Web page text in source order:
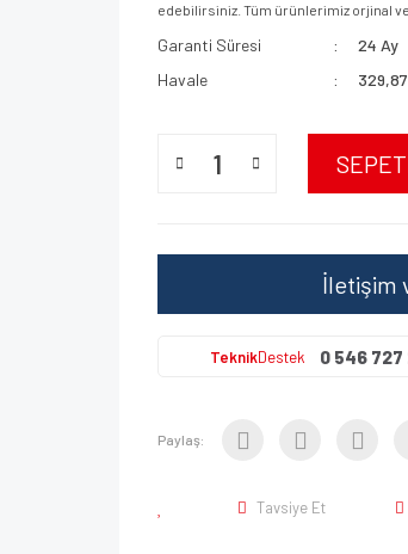
edebilirsiniz. Tüm ürünlerimiz orjinal
Garanti Süresi
24 Ay
Havale
İletişim
TeknikDestek 0 546 727
Paylaş:
Tavsiye Et